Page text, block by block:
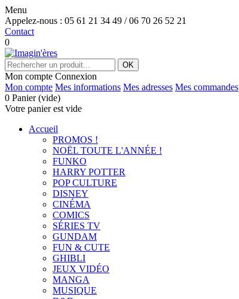
Menu
Appelez-nous : 05 61 21 34 49 / 06 70 26 52 21
Contact
0
OK
Mon compte Connexion
Mon compte Mes informations Mes adresses Mes commandes
0 Panier (vide)
Votre panier est vide
Accueil
PROMOS !
NOËL TOUTE L'ANNÉE !
FUNKO
HARRY POTTER
POP CULTURE
DISNEY
CINÉMA
COMICS
SÉRIES TV
GUNDAM
FUN & CUTE
GHIBLI
JEUX VIDÉO
MANGA
MUSIQUE